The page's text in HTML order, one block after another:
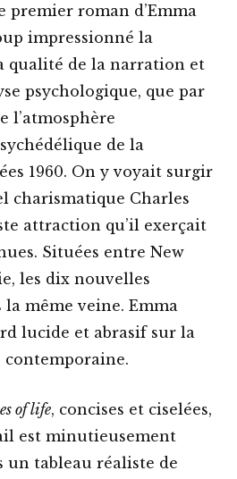
premier roman d’Emma
impressionné la
qualité de la narration et
psychologique, que par
l’atmosphère
de la
1960. On y voyait surgir
charismatique Charles
attraction qu’il exerçait
Situées entre New
les dix nouvelles
la même veine. Emma
lucide et abrasif sur la
contemporaine.
of life, concises et ciselées,
est minutieusement
un tableau réaliste de